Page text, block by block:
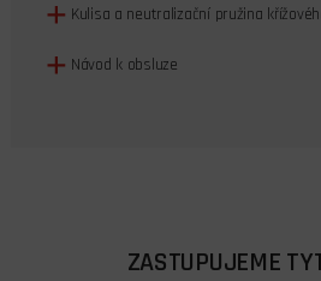
Kulisa a neutralizační pružina
Návod k obsluze
ZASTUPUJEME